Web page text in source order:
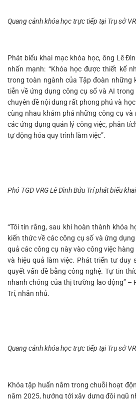
Quang cảnh khóa học trực tiếp tại Trụ sở
Phát biểu khai mạc khóa học, ông Lê
nhấn mạnh: “Khóa học được thiết kế
trong toàn ngành của Tập đoàn những
tiễn về ứng dụng công cụ số và AI
chuyên đề nội dung rất phong phú và
cùng nhau khám phá những công cụ
các ứng dụng quản lý công việc, phân
tự động hóa quy trình làm việc”.
Phó TGĐ VRG Lê Đình Bửu Trí phát biểu
“Tôi tin rằng, sau khi hoàn thành khóa
kiến thức về các công cụ số và ứng
quả các công cụ này vào công việc
và hiệu quả làm việc. Phát triển tư duy
quyết vấn đề bằng công nghệ. Tự tin
nhanh chóng của thị trường lao động” –
Trí, nhắn nhủ.
Quang cảnh khóa học trực tiếp tại Trụ sở
Khóa tập huấn nằm trong chuỗi hoạt
năm 2025, hướng tới xây dựng đội ngũ